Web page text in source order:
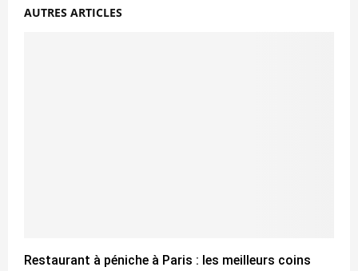
AUTRES ARTICLES
Restaurant à péniche à Paris : les meilleurs coins